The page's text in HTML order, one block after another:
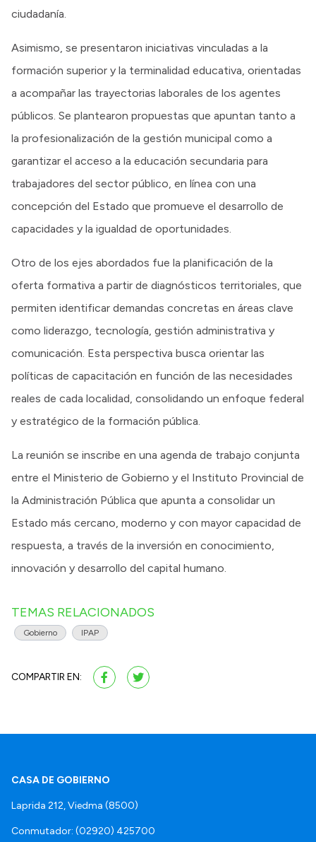
ciudadanía.
Asimismo, se presentaron iniciativas vinculadas a la
formación superior y la terminalidad educativa, orientadas
a acompañar las trayectorias laborales de los agentes
públicos. Se plantearon propuestas que apuntan tanto a
la profesionalización de la gestión municipal como a
garantizar el acceso a la educación secundaria para
trabajadores del sector público, en línea con una
concepción del Estado que promueve el desarrollo de
capacidades y la igualdad de oportunidades.
Otro de los ejes abordados fue la planificación de la
oferta formativa a partir de diagnósticos territoriales, que
permiten identificar demandas concretas en áreas clave
como liderazgo, tecnología, gestión administrativa y
comunicación. Esta perspectiva busca orientar las
políticas de capacitación en función de las necesidades
reales de cada localidad, consolidando un enfoque federal
y estratégico de la formación pública.
La reunión se inscribe en una agenda de trabajo conjunta
entre el Ministerio de Gobierno y el Instituto Provincial de
la Administración Pública que apunta a consolidar un
Estado más cercano, moderno y con mayor capacidad de
respuesta, a través de la inversión en conocimiento,
innovación y desarrollo del capital humano.
TEMAS RELACIONADOS
Gobierno IPAP
COMPARTIR EN:
CASA DE GOBIERNO
Laprida 212, Viedma (8500)
Conmutador: (02920) 425700